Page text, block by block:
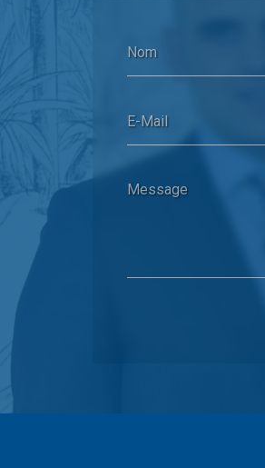
Nom
E-Mail
Message